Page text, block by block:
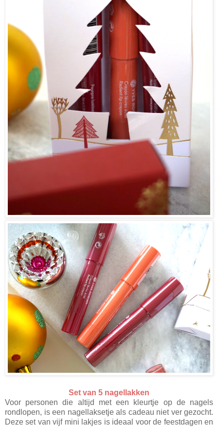
Set van 5 nagellakken
Voor personen die altijd met een kleurtje op de nagels
rondlopen, is een nagellaksetje als cadeau niet ver gezocht.
Deze set van vijf mini lakjes is ideaal voor de feestdagen en